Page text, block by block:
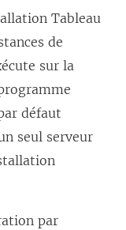
Tableau
de
sur la
défaut
seul serveur
par